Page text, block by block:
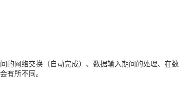
的网络交换（自动完成）、数据输入期间的处理、在数
有所不同。